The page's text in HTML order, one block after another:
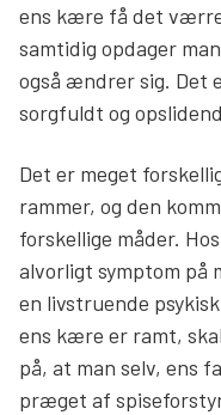
ens kære få det værre
samtidig opdager
også ændrer sig. Det
sorgfuldt og
Det er meget
rammer, og den
forskellige måder.
alvorligt symptom på
en livstruende
ens kære er ramt,
på, at man selv, ens
præget af